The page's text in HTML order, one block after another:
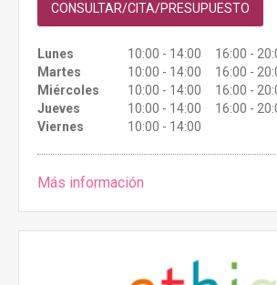
CONSULTAR/CITA/PRESUPUESTO
Lunes
10:00 - 14:00 16:00 -
Martes
10:00 - 14:00 16:00 -
Miércoles
10:00 - 14:00 16:00 -
Jueves
10:00 - 14:00 16:00 -
Viernes
10:00 - 14:00
Más información